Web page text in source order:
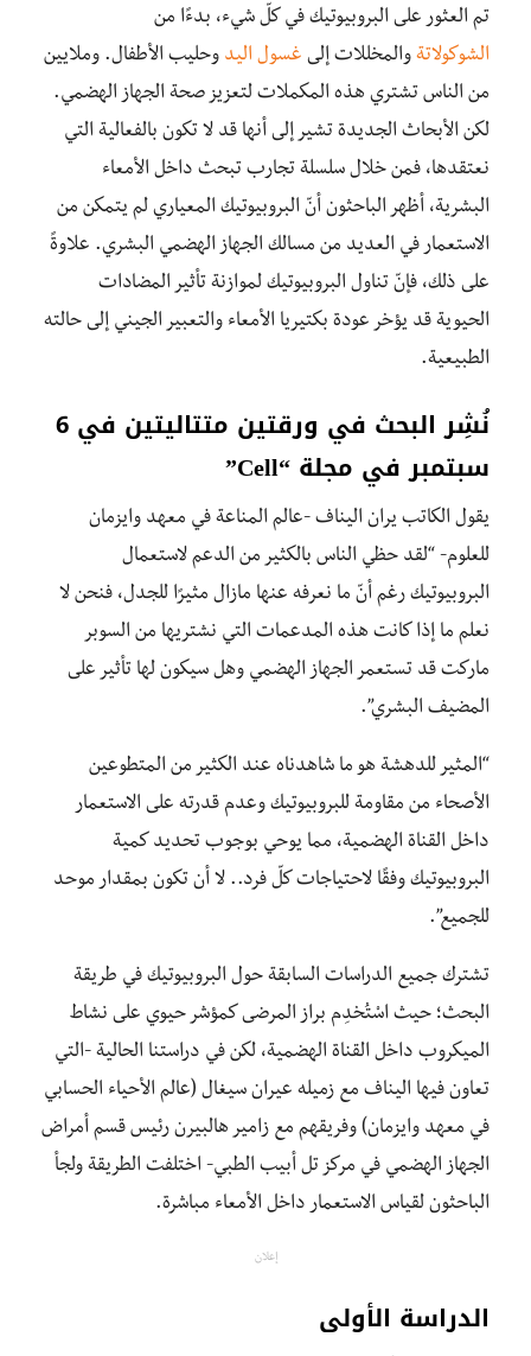
تم العثور على البروبيوتيك في كلّ شيء، بدءًا من
الشوكولاتة والمخللات إلى غسول اليد وحليب الأطفال. وملايين
من الناس تشتري هذه المكملات لتعزيز صحة الجهاز الهضمي.
لكن الأبحاث الجديدة تشير إلى أنها قد لا تكون بالفعالية التي
نعتقدها، فمن خلال سلسلة تجارب تبحث داخل الأمعاء
البشرية، أظهر الباحثون أنّ البروبيوتيك المعياري لم يتمكن من
الاستعمار في العديد من مسالك الجهاز الهضمي البشري. علاوةً
على ذلك، فإنّ تناول البروبيوتيك لموازنة تأثير المضادات
الحيوية قد يؤخر عودة بكتيريا الأمعاء والتعبير الجيني إلى حالته
الطبيعية.
نُشِر البحث في ورقتين متتاليتين في 6
سبتمبر في مجلة “Cell”
يقول الكاتب يران اليناف -عالم المناعة في معهد وايزمان
للعلوم- “لقد حظي الناس بالكثير من الدعم لاستعمال
البروبيوتيك رغم أنّ ما نعرفه عنها مازال مثيرًا للجدل، فنحن لا
نعلم ما إذا كانت هذه المدعمات التي نشتريها من السوبر
ماركت قد تستعمر الجهاز الهضمي وهل سيكون لها تأثير على
المضيف البشري”.
“المثير للدهشة هو ما شاهدناه عند الكثير من المتطوعين
الأصحاء من مقاومة للبروبيوتيك وعدم قدرته على الاستعمار
داخل القناة الهضمية، مما يوحي بوجوب تحديد كمية
البروبيوتيك وفقًا لاحتياجات كلّ فرد.. لا أن تكون بمقدار موحد
للجميع”.
تشترك جميع الدراسات السابقة حول البروبيوتيك في طريقة
البحث؛ حيث اسْتُخدِم براز المرضى كمؤشر حيوي على نشاط
الميكروب داخل القناة الهضمية، لكن في دراستنا الحالية -التي
تعاون فيها اليناف مع زميله عيران سيغال (عالم الأحياء الحسابي
في معهد وايزمان) وفريقهم مع زامير هالبيرن رئيس قسم أمراض
الجهاز الهضمي في مركز تل أبيب الطبي- اختلفت الطريقة ولجأ
الباحثون لقياس الاستعمار داخل الأمعاء مباشرة.
إعلان
الدراسة الأولى